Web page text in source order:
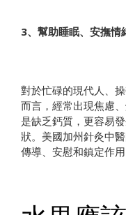
3、幫助睡眠、安撫情
對於忙碌的現代人、
而言，經常出現焦慮
是缺乏鈣質，更容易
狀。美國加州針灸中
傳導、安慰和鎮定作